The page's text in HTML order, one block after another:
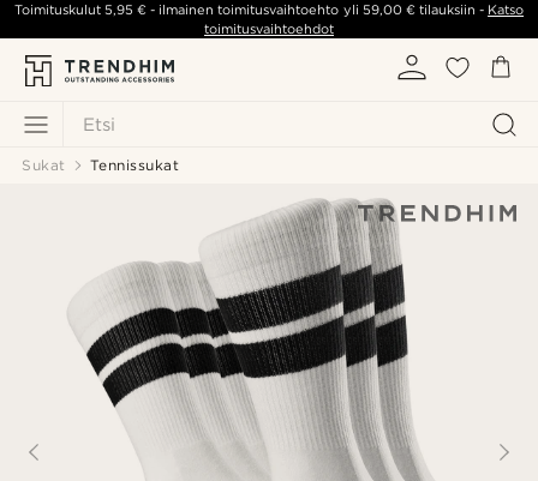
Etsi
Toimituskulut5,95 € - ilmainen toimitusvaihtoehto yli 59,00 €tilauksiin - Katso
toimitusvaihtoehdot
Sukat Tennissukat